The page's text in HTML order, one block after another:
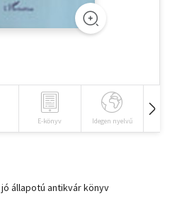
E-könyv Idegen nyelvű
állapotú antikvár könyv